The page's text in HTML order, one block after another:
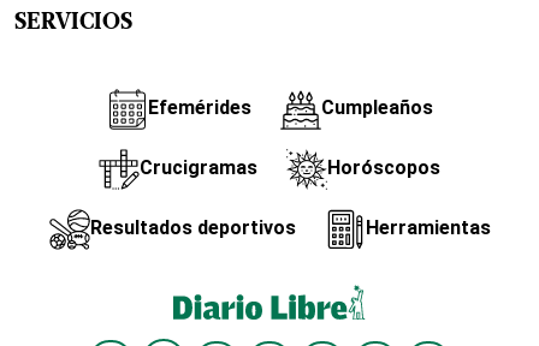
SERVICIOS
Efemérides Cumpleaños
Crucigramas Horóscopos
Resultados deportivos Herramientas